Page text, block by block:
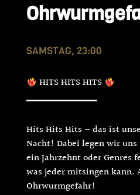
SAMSTAG, 23:00
HITS HITS HITS
▔▔▔▔▔▔▔▔▔▔
Hits Hits Hits – das ist
Nacht! Dabei legen wir
ein Jahrzehnt oder Genres
was jeder mitsingen kann.
Ohrwurmgefahr!